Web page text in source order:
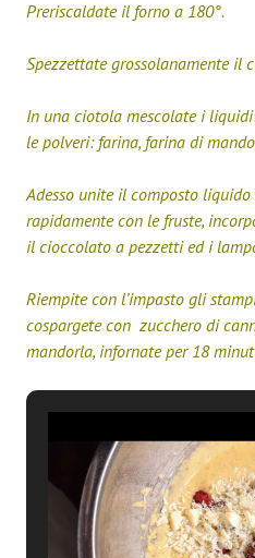
Preriscaldate il forno a 180°.
Spezzettate grossolanamente il
In una ciotola mescolate i
le polveri: farina, farina di
Adesso unite il composto
rapidamente con le fruste,
il cioccolato a pezzetti ed i
Riempite con l’impasto gli
cospargete con zucchero di
mandorla, infornate per 18